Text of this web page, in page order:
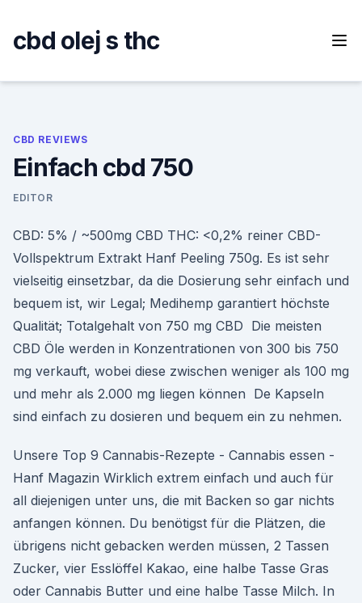
content
cbd olej s thc
CBD REVIEWS
Einfach cbd 750
EDITOR
CBD: 5% / ~500mg CBD THC: <0,2% reiner CBD-
Vollspektrum Extrakt Hanf Peeling 750g. Es ist sehr
vielseitig einsetzbar, da die Dosierung sehr einfach und
bequem ist, wir Legal; Medihemp garantiert höchste
Qualität; Totalgehalt von 750 mg CBD Die meisten
CBD Öle werden in Konzentrationen von 300 bis 750
mg verkauft, wobei diese zwischen weniger als 100 mg
und mehr als 2.000 mg liegen können De Kapseln
sind einfach zu dosieren und bequem ein zu nehmen.
Unsere Top 9 Cannabis-Rezepte - Cannabis essen -
Hanf Magazin Wirklich extrem einfach und auch für
all diejenigen unter uns, die mit Backen so gar nichts
anfangen können. Du benötigst für die Plätzen, die
übrigens nicht gebacken werden müssen, 2 Tassen
Zucker, vier Esslöffel Kakao, eine halbe Tasse Gras
oder Cannabis Butter und eine halbe Tasse Milch. In